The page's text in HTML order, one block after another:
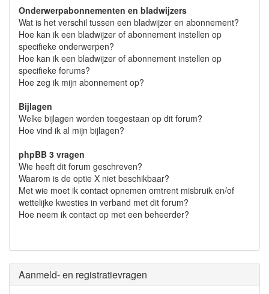
Onderwerpabonnementen en bladwijzers
Wat is het verschil tussen een bladwijzer en abonnement?
Hoe kan ik een bladwijzer of abonnement instellen op
specifieke onderwerpen?
Hoe kan ik een bladwijzer of abonnement instellen op
specifieke forums?
Hoe zeg ik mijn abonnement op?
Bijlagen
Welke bijlagen worden toegestaan op dit forum?
Hoe vind ik al mijn bijlagen?
phpBB 3 vragen
Wie heeft dit forum geschreven?
Waarom is de optie X niet beschikbaar?
Met wie moet ik contact opnemen omtrent misbruik en/of
wettelijke kwesties in verband met dit forum?
Hoe neem ik contact op met een beheerder?
Aanmeld- en registratievragen